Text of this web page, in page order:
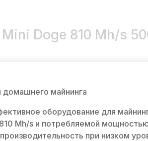
Doge 810 Mh/s
домашнего майнинга
оборудование для
Mh/s и потребляемой
при низком